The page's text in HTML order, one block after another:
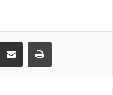
Share via Email Print